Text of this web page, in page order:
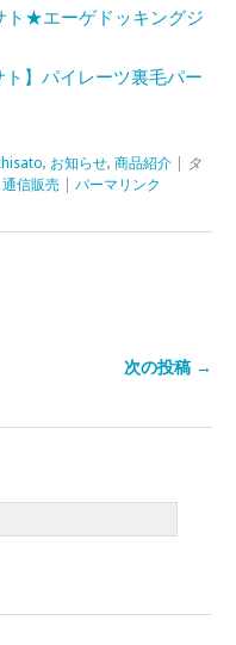
ト★エーゲドッキングジ
】パイレーツ裏毛パー
, お知らせ, 商品紹介 | タ
通信販売 パーマリンク
次の投稿 →